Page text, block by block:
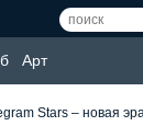
Арт
Stars – новая